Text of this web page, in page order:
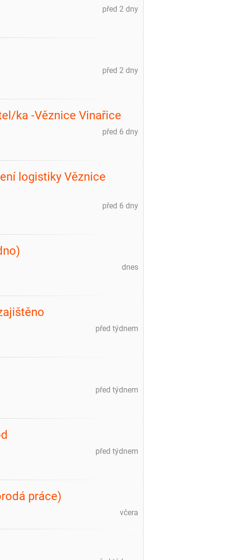
před 2 dny
před 2 dny
ka -Věznice Vinařice
před 6 dny
logistiky Věznice
před 6 dny
dnes
před týdnem
před týdnem
před týdnem
práce)
včera